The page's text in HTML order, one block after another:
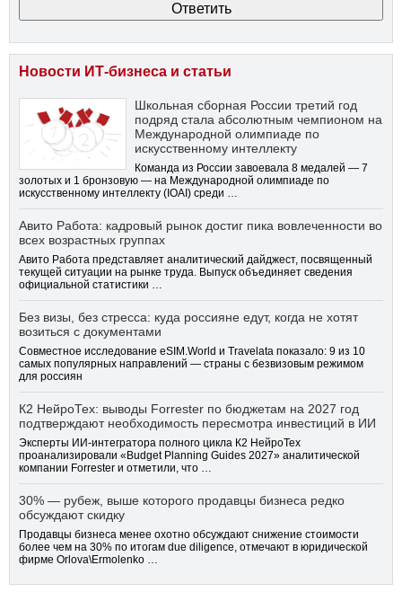
Новости ИТ-бизнеса и статьи
Школьная сборная России третий год
подряд стала абсолютным чемпионом на
Международной олимпиаде по
искусственному интеллекту
Команда из России завоевала 8 медалей — 7
золотых и 1 бронзовую — на Международной олимпиаде по
искусственному интеллекту (IOAI) среди …
Авито Работа: кадровый рынок достиг пика вовлеченности во
всех возрастных группах
Авито Работа представляет аналитический дайджест, посвященный
текущей ситуации на рынке труда. Выпуск объединяет сведения
официальной статистики …
Без визы, без стресса: куда россияне едут, когда не хотят
возиться с документами
Совместное исследование eSIM.World и Travelata показало: 9 из 10
самых популярных направлений — страны с безвизовым режимом
для россиян
К2 НейроТех: выводы Forrester по бюджетам на 2027 год
подтверждают необходимость пересмотра инвестиций в ИИ
Эксперты ИИ-интегратора полного цикла К2 НейроТех
проанализировали «Budget Planning Guides 2027» аналитической
компании Forrester и отметили, что …
30% — рубеж, выше которого продавцы бизнеса редко
обсуждают скидку
Продавцы бизнеса менее охотно обсуждают снижение стоимости
более чем на 30% по итогам due diligence, отмечают в юридической
фирме Orlova\Ermolenko …